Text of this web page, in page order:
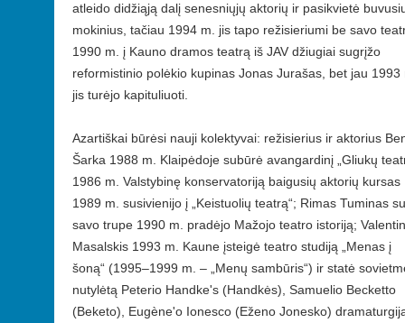
atleido didžiąją dalį senesniųjų aktorių ir pasikvietė
mokinius, tačiau 1994 m. jis tapo režisieriumi be savo
1990 m. į Kauno dramos teatrą iš JAV džiugiai sugrįžo
reformistinio polėkio kupinas Jonas Jurašas, bet jau 1993
jis turėjo kapituliuoti.
Azartiškai būrėsi nauji kolektyvai: režisierius ir aktorius
Šarka 1988 m. Klaipėdoje subūrė avangardinį Gliukų
1986 m. Valstybinę konservatoriją baigusių aktorių kursas
1989 m. susivienijo į
Keistuolių teatrą“; Rimas Tuminas su
savo trupe 1990 m. pradėjo Mažojo teatro istoriją;
Masalskis 1993 m. Kaune įsteigė teatro studiją
Menas į
šoną“ (1995–1999 m. – „Menų sambūris“) ir statė
nutylėtą Peterio Handke's (Handkės), Samuelio Becketto
(Beketo), Eugène'o Ionesco (Eženo Jonesko)